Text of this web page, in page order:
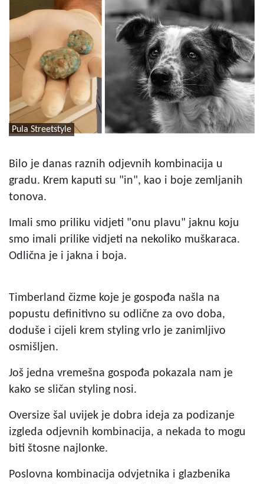
Pula Streetstyle
Bilo je danas raznih odjevnih kombinacija u
gradu. Krem kaputi su "in", kao i boje zemljanih
tonova.
Imali smo priliku vidjeti "onu plavu" jaknu koju
smo imali prilike vidjeti na nekoliko muškaraca.
Odlična je i jakna i boja.
Timberland čizme koje je gospođa našla na
popustu definitivno su odlične za ovo doba,
doduše i cijeli krem styling vrlo je zanimljivo
osmišljen.
Još jedna vremešna gospođa pokazala nam je
kako se sličan styling nosi.
Oversize šal uvijek je dobra ideja za podizanje
izgleda odjevnih kombinacija, a nekada to mogu
biti štosne najlonke.
Poslovna kombinacija odvjetnika i glazbenika